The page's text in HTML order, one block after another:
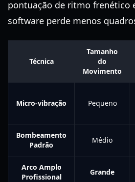
pontuação de ritmo frenético
software perde menos
Técnica
Tamanho
do
Movimento
Micro-vibração Pequeno
Bombeamento
Padrão
Médio
Arco Amplo
Profissional
Grande